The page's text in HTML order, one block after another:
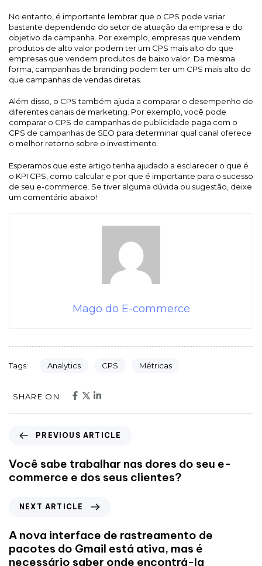
No entanto, é importante lembrar que o CPS pode variar
bastante dependendo do setor de atuação da empresa e do
objetivo da campanha. Por exemplo, empresas que vendem
produtos de alto valor podem ter um CPS mais alto do que
empresas que vendem produtos de baixo valor. Da mesma
forma, campanhas de branding podem ter um CPS mais alto do
que campanhas de vendas diretas.
Além disso, o CPS também ajuda a comparar o desempenho de
diferentes canais de marketing. Por exemplo, você pode
comparar o CPS de campanhas de publicidade paga com o
CPS de campanhas de SEO para determinar qual canal oferece
o melhor retorno sobre o investimento.
Esperamos que este artigo tenha ajudado a esclarecer o que é
o KPI CPS, como calcular e por que é importante para o sucesso
de seu e-commerce. Se tiver alguma dúvida ou sugestão, deixe
um comentário abaixo!
Mago do E-commerce
Tags: Analytics CPS Métricas
SHARE ON
PREVIOUS ARTICLE
Você sabe trabalhar nas dores do seu e-
commerce e dos seus clientes?
NEXT ARTICLE
A nova interface de rastreamento de
pacotes do Gmail está ativa, mas é
necessário saber onde encontrá-la